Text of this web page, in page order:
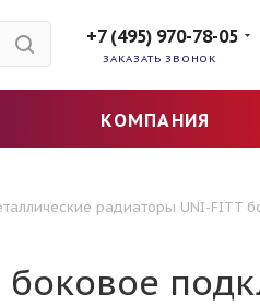
+7 (495) 970-78-05
ЗАКАЗАТЬ ЗВОНОК
КОМПАНИЯ
радиаторы UNI-FITT
боковое